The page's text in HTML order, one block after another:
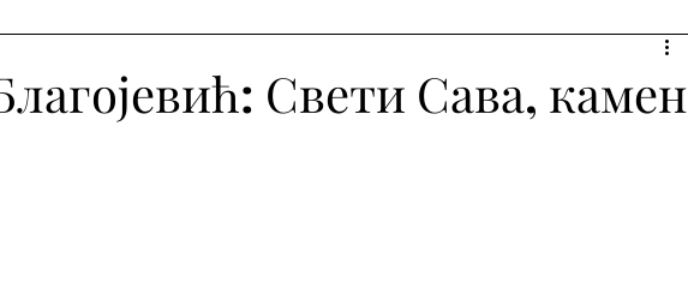
Свети Сава, камен